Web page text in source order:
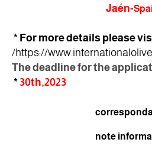
Jaén-
https://www.
The deadline for the
30th,2023
*
note